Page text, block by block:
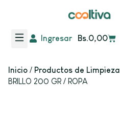
Ingresar Bs.0,00
Inicio / Productos de Limpieza
BRILLO 200 GR / ROPA